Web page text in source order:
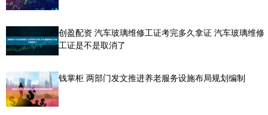
创盈配资 汽车玻璃维修工证考完多久拿证 汽车玻璃维修
工证是不是取消了
钱掌柜 两部门发文推进养老服务设施布局规划编制